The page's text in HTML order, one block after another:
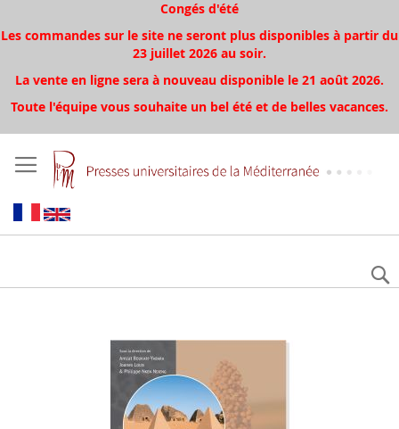
Congés d'été
Les commandes sur le site ne seront plus disponibles à partir du
23 juillet 2026 au soir.
La vente en ligne sera à nouveau disponible le 21 août 2026.
Toute l'équipe vous souhaite un bel été et de belles vacances.